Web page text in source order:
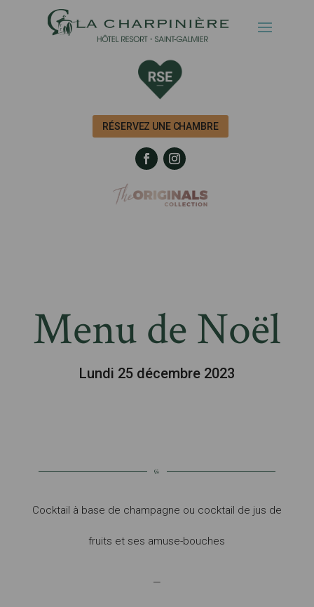
RÉSERVEZ UNE CHAMBRE
Menu de Noël
Lundi 25 décembre 2023
Cocktail à base de champagne ou cocktail de jus de
fruits et ses amuse-bouches
—